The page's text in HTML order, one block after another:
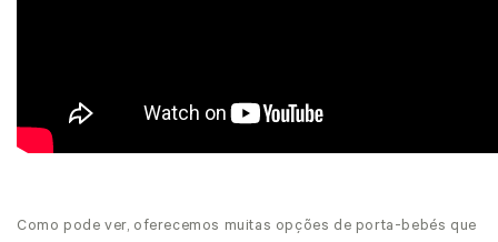
Como pode ver, oferecemos muitas opções de porta-bebés que